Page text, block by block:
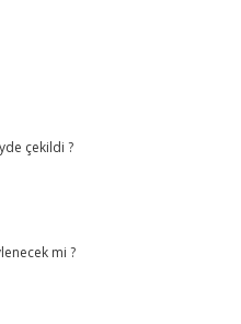
çekildi ?
mi ?